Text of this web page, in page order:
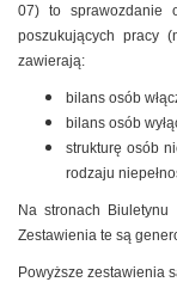
07) to sprawozdanie
poszukujących pracy
zawierają:
bilans osób
bilans osób
strukturę osób
rodzaju
Na stronach
Zestawienia te są
Powyższe zestawienia